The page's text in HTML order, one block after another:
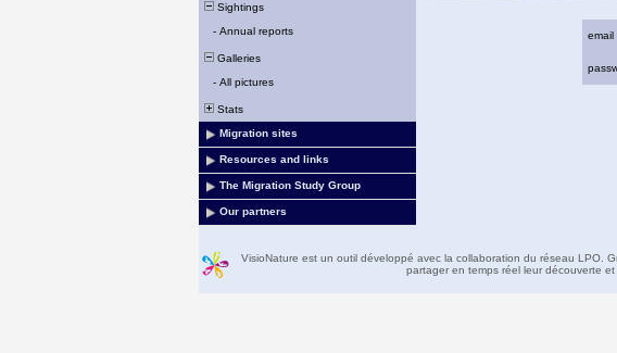
Sightings
- Annual reports
Galleries
- All pictures
Stats
Migration sites
Resources and links
The Migration Study Group
Our partners
email
VisioNature est un outil développé avec la collaboration du réseau LPO.
partager en temps réel leur découverte